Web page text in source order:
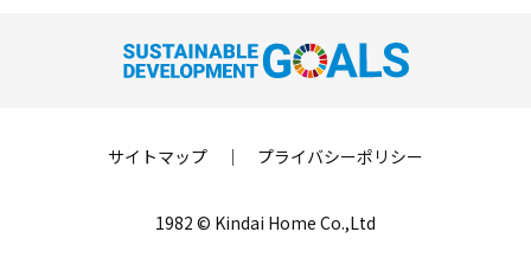
サイトマップ ｜ プライバシーポリシー
1982 © Kindai Home Co.,Ltd